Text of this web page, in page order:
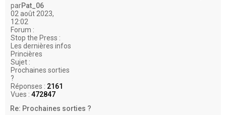
parPat_06
02 août 2023,
12:02
Forum :
Stop the Press :
Les dernières infos
Princières
Sujet :
Prochaines sorties
?
Réponses : 2161
Vues : 472847
Re: Prochaines sorties ?